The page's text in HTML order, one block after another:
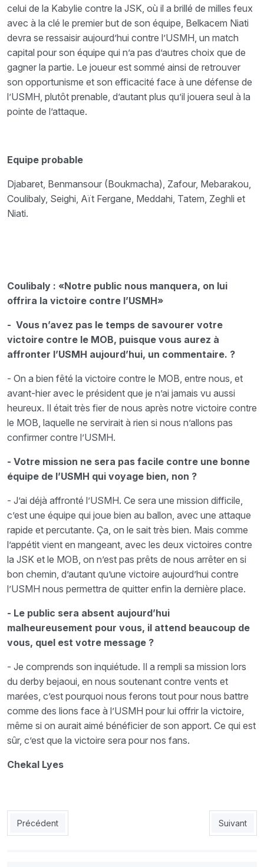
celui de la Kabylie contre la JSK, où il a brillé de milles feux
avec à la clé le premier but de son équipe, Belkacem Niati
devra se ressaisir aujourd’hui contre l’USMH, un match
capital pour son équipe qui n’a pas d’autres choix que de
gagner la partie. Le joueur est sommé ainsi de retrouver
son opportunisme et son efficacité face à une défense de
l’USMH, plutôt prenable, d’autant plus qu’il jouera seul à la
pointe de l’attaque.
Equipe probable
Djabaret, Benmansour (Boukmacha), Zafour, Mebarakou,
Coulibaly, Seighi, Aït Fergane, Meddahi, Tatem, Zeghli et
Niati.
Coulibaly : «Notre public nous manquera, on lui
offrira la victoire contre l’USMH»
- Vous n’avez pas le temps de savourer votre
victoire contre le MOB, puisque vous aurez à
affronter l’USMH aujourd’hui, un commentaire. ?
- On a bien fêté la victoire contre le MOB, entre nous, et
avant-hier avec le président que je n’ai jamais vu aussi
heureux. Il était très fier de nous après notre victoire contre
le MOB, laquelle ne servirait à rien si nous n’allons pas
confirmer contre l’USMH.
- Votre mission ne sera pas facile contre une bonne
équipe de l’USMH qui voyage bien, non ?
- J’ai déjà affronté l’USMH. Ce sera une mission difficile,
c’est une équipe qui joue bien au ballon, avec une attaque
rapide et percutante. Ça, on le sait très bien. Mais comme
l’appétit vient en mangeant, avec les deux victoires contre
la JSK et le MOB, on n’est pas prêts de nous arrêter en si
bon chemin, d’autant qu’une victoire aujourd’hui contre
l’USMH nous permettra de quitter enfin la dernière place.
- Le public sera absent aujourd’hui
malheureusement pour vous, il attend beaucoup de
vous, quel est votre message ?
- Je comprends son inquiétude. Il a rempli sa mission lors
du derby bejaoui, en nous soutenant contre vents et
marées, c’est pourquoi nous ferons tout pour nous battre
comme des lions face à l’USMH pour lui offrir la victoire,
même si on aurait aimé bénéficier de son apport. Ce qui est
sûr, c’est que la victoire sera pour nos fans.
Chekal Lyes
Article précédent : RCA: Boukatouh : «Avec moi, Belkheir, na
Précédent Article
Suivant